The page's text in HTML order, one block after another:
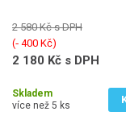
2 580 Kč s DPH
(‐ 400 Kč)
2 180 Kč s DPH
Skladem
více než 5 ks